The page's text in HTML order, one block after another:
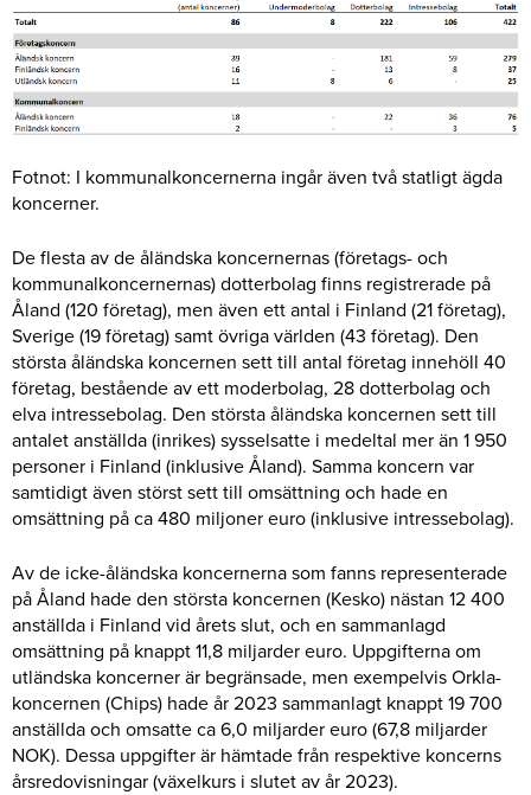
Fotnot: I kommunalkoncernerna ingår även två statligt ägda
koncerner.
De flesta av de åländska koncernernas (företags- och
kommunalkoncernernas) dotterbolag finns registrerade på
Åland (120 företag), men även ett antal i Finland (21 företag),
Sverige (19 företag) samt övriga världen (43 företag). Den
största åländska koncernen sett till antal företag innehöll 40
företag, bestående av ett moderbolag, 28 dotterbolag och
elva intressebolag. Den största åländska koncernen sett till
antalet anställda (inrikes) sysselsatte i medeltal mer än 1 950
personer i Finland (inklusive Åland). Samma koncern var
samtidigt även störst sett till omsättning och hade en
omsättning på ca 480 miljoner euro (inklusive intressebolag).
Av de icke-åländska koncernerna som fanns representerade
på Åland hade den största koncernen (Kesko) nästan 12 400
anställda i Finland vid årets slut, och en sammanlagd
omsättning på knappt 11,8 miljarder euro. Uppgifterna om
utländska koncerner är begränsade, men exempelvis Orkla-
koncernen (Chips) hade år 2023 sammanlagt knappt 19 700
anställda och omsatte ca 6,0 miljarder euro (67,8 miljarder
NOK). Dessa uppgifter är hämtade från respektive koncerns
årsredovisningar (växelkurs i slutet av år 2023).